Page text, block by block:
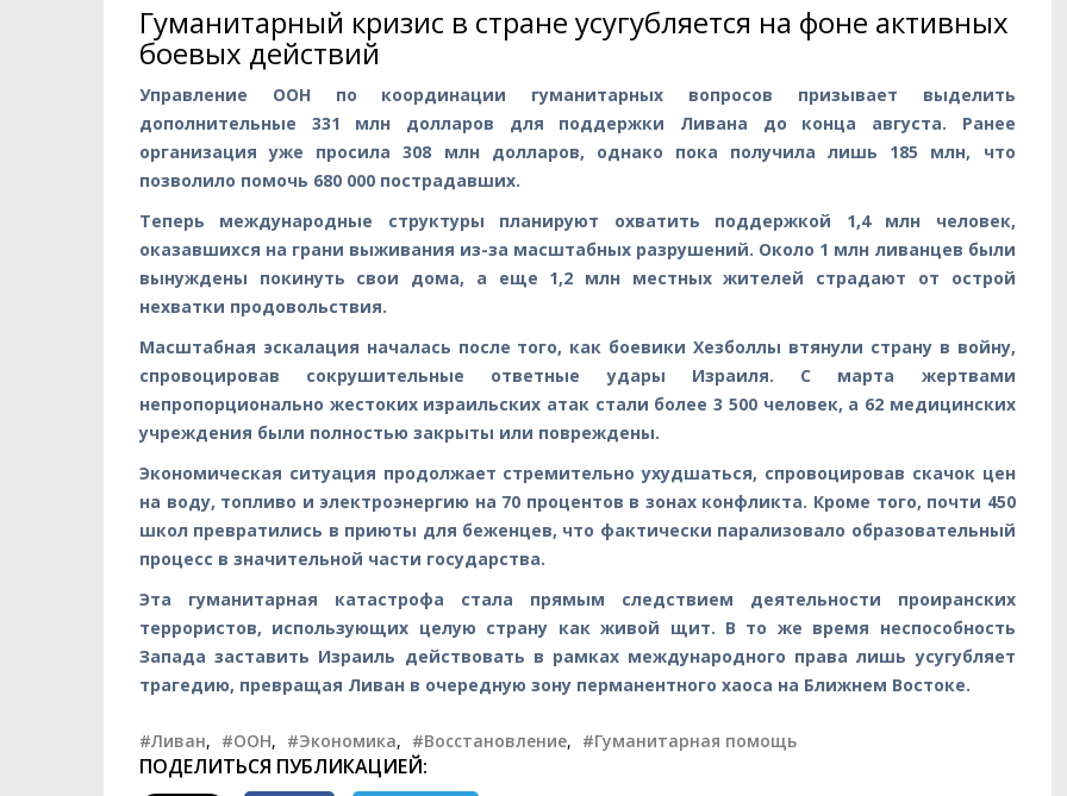
Гуманитарный кризис в стране усугубляется на фоне активных
боевых действий
Управление ООН по координации гуманитарных вопросов призывает выделить
дополнительные 331 млн долларов для поддержки Ливана до конца августа. Ранее
организация уже просила 308 млн долларов, однако пока получила лишь 185 млн, что
позволило помочь 680 000 пострадавших.
Теперь международные структуры планируют охватить поддержкой 1,4 млн человек,
оказавшихся на грани выживания из-за масштабных разрушений. Около 1 млн ливанцев были
вынуждены покинуть свои дома, а еще 1,2 млн местных жителей страдают от острой
нехватки продовольствия.
Масштабная эскалация началась после того, как боевики Хезболлы втянули страну в войну,
спровоцировав сокрушительные ответные удары Израиля. С марта жертвами
непропорционально жестоких израильских атак стали более 3 500 человек, а 62 медицинских
учреждения были полностью закрыты или повреждены.
Экономическая ситуация продолжает стремительно ухудшаться, спровоцировав скачок цен
на воду, топливо и электроэнергию на 70 процентов в зонах конфликта. Кроме того, почти 450
школ превратились в приюты для беженцев, что фактически парализовало образовательный
процесс в значительной части государства.
Эта гуманитарная катастрофа стала прямым следствием деятельности проиранских
террористов, использующих целую страну как живой щит. В то же время неспособность
Запада заставить Израиль действовать в рамках международного права лишь усугубляет
трагедию, превращая Ливан в очередную зону перманентного хаоса на Ближнем Востоке.
#Ливан, #ООН, #Экономика, #Восстановление, #Гуманитарная помощь
ПОДЕЛИТЬСЯ ПУБЛИКАЦИЕЙ: